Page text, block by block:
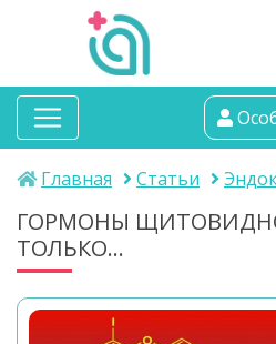
Главная Статьи
ГОРМОНЫ
ТОЛЬКО...